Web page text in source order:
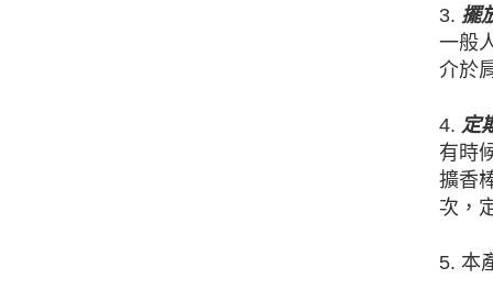
3. 擺
一般
介於
4. 定
有時
擴香
次，
5. 本